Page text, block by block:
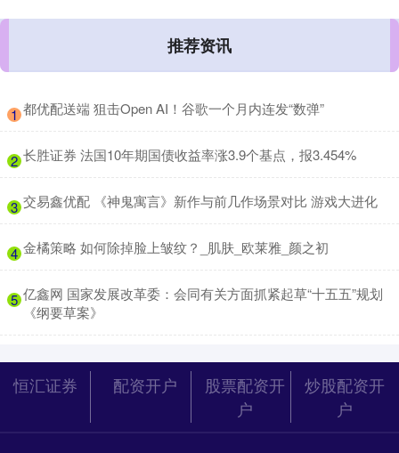
推荐资讯
1 ​都优配送端 狙击Open AI！谷歌一个月内连发“数弹”
2 ​长胜证券 法国10年期国债收益率涨3.9个基点，报3.454%
3 ​交易鑫优配 《神鬼寓言》新作与前几作场景对比 游戏大进化
4 ​金橘策略 如何除掉脸上皱纹？_肌肤_欧莱雅_颜之初
5 ​亿鑫网 国家发展改革委：会同有关方面抓紧起草“十五五”规划
《纲要草案》
恒汇证券 配资开户
股票配资开
户
炒股配资开
户